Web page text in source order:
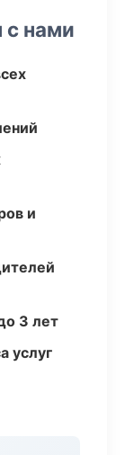
нами
и
3 лет
услуг